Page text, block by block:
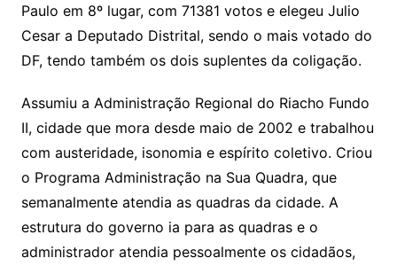
Paulo em 8º lugar, com 71381 votos e elegeu Julio
Cesar a Deputado Distrital, sendo o mais votado do
DF, tendo também os dois suplentes da coligação.
Assumiu a Administração Regional do Riacho Fundo
II, cidade que mora desde maio de 2002 e trabalhou
com austeridade, isonomia e espírito coletivo. Criou
o Programa Administração na Sua Quadra, que
semanalmente atendia as quadras da cidade. A
estrutura do governo ia para as quadras e o
administrador atendia pessoalmente os cidadãos,